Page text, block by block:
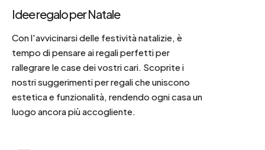
Idee regalo per Natale
Con l'avvicinarsi delle festività natalizie, è
tempo di pensare ai regali perfetti per
rallegrare le case dei vostri cari. Scoprite i
nostri suggerimenti per regali che uniscono
estetica e funzionalità, rendendo ogni casa un
luogo ancora più accogliente.